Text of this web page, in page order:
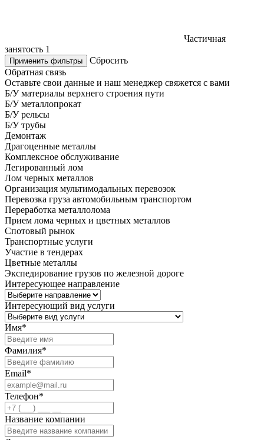
Частичная
занятость 1
Применить фильтры
Сбросить
Обратная связь
Оставьте свои данные и наш менеджер свяжется с вами
Б/У материалы верхнего строения пути
Б/У металлопрокат
Б/У рельсы
Б/У трубы
Демонтаж
Драгоценные металлы
Комплексное обслуживание
Легированный лом
Лом черных металлов
Организация мультимодальных перевозок
Перевозка груза автомобильным транспортом
Переработка металлолома
Прием лома черных и цветных металлов
Спотовый рынок
Транспортные услуги
Участие в тендерах
Цветные металлы
Экспедирование грузов по железной дороге
Интересующее направление
Интересующий вид услуги
Имя*
Фамилия*
Email*
Телефон*
Название компании